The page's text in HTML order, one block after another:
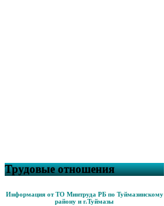
Трудовые отношения
Информация от ТО Минтруда РБ по Туймазинскому
району и г.Туймазы